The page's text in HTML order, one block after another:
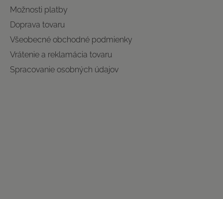
Možnosti platby
Doprava tovaru
Všeobecné obchodné podmienky
Vrátenie a reklamácia tovaru
Spracovanie osobných údajov